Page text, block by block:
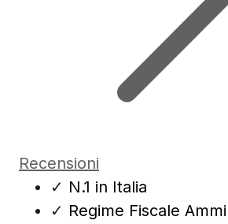
Recensioni
✓ N.1 in Italia
✓ Regime Fiscale